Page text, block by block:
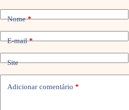
Nome*
E-mail*
Site
Adicionar comentário *